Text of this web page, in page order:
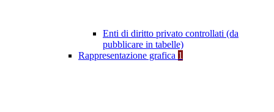
Enti di diritto privato controllati (da
pubblicare in tabelle)
Rappresentazione grafica 1